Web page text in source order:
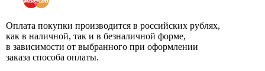
Оплата покупки производится в российских рублях,
как в наличной, так и в безналичной форме,
в зависимости от выбранного при оформлении
заказа способа оплаты.